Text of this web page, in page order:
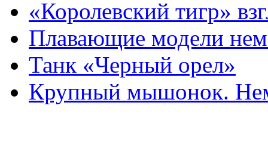
«Королевский тигр»
Плавающие модели
Танк «Черный орел»
Крупный мышонок.